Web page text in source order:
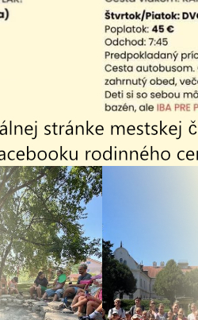
Zmluva
Zmluva
02/131 A47 Zmluva
02/130 - A46 Zmluva
02/129-A46
02/128-A45
02/127-A44 Zmluva